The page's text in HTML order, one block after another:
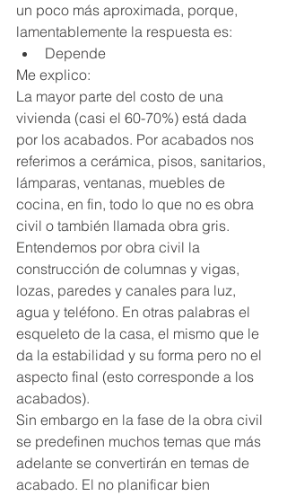
un poco más aproximada, porque,
lamentablemente la respuesta es:
Depende
Me explico:
La mayor parte del costo de una
vivienda (casi el 60-70%) está dada
por los acabados. Por acabados nos
referimos a cerámica, pisos, sanitarios,
lámparas, ventanas, muebles de
cocina, en fin, todo lo que no es obra
civil o también llamada obra gris.
Entendemos por obra civil la
construcción de columnas y vigas,
lozas, paredes y canales para luz,
agua y teléfono. En otras palabras el
esqueleto de la casa, el mismo que le
da la estabilidad y su forma pero no el
aspecto final (esto corresponde a los
acabados).
Sin embargo en la fase de la obra civil
se predefinen muchos temas que más
adelante se convertirán en temas de
acabado. El no planificar bien